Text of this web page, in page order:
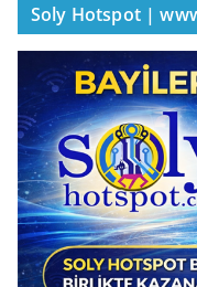
Soly Hotspot |